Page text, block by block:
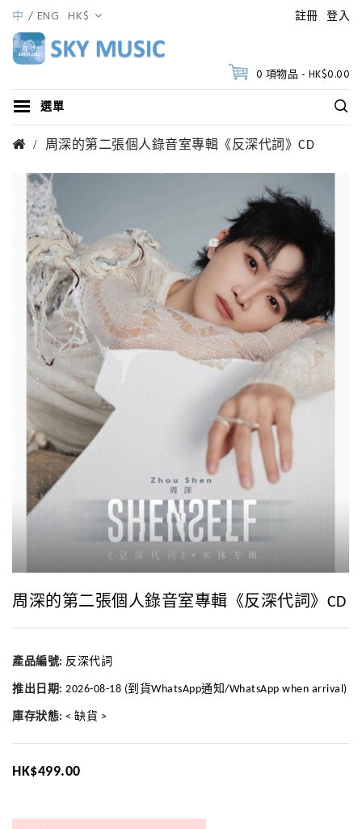
註冊 登入
中 ENG HK$
0 項物品 - HK$0.00
選單
周深的第二張個人錄音室專輯《反深代詞》CD
周深的第二張個人錄音室專輯《反深代詞》CD
產品編號: 反深代詞
推出日期: 2026-08-18 (到貨WhatsApp通知/WhatsApp when arrival)
庫存狀態: < 缺貨 >
HK$499.00